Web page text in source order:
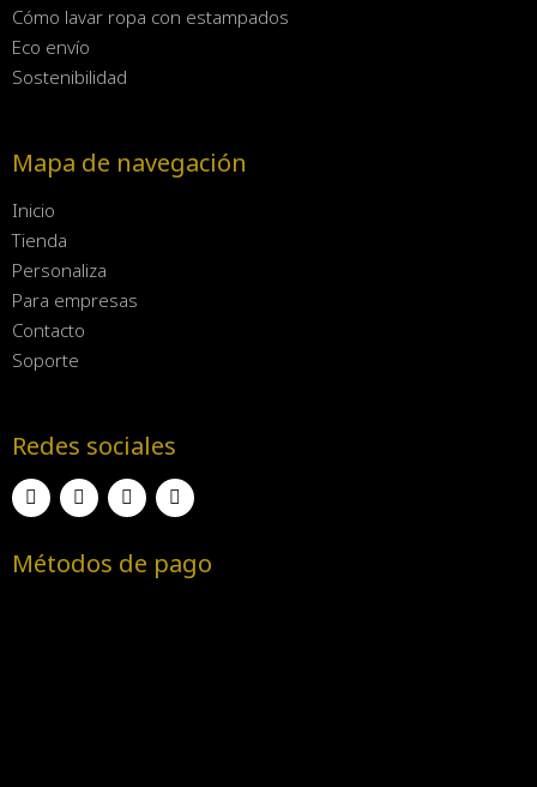
Cómo lavar ropa con estampados
Eco envío
Sostenibilidad
Mapa de navegación
Inicio
Tienda
Personaliza
Para empresas
Contacto
Soporte
Redes sociales
Métodos de pago